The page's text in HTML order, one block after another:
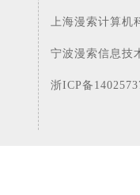
上海漫索计算机
宁波漫索信息技
浙ICP备